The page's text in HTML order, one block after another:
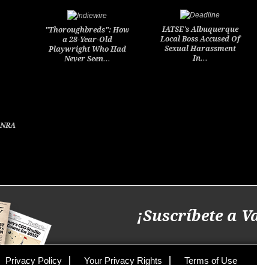
"Thoroughbreds": How
a 28-Year-Old
Playwright Who Had
Never Seen…
IATSE's Albuquerque
Local Boss Accused Of
Sexual Harassment
In…
¡Suscríbete a
Privacy Policy Your Privacy Rights Terms of Use